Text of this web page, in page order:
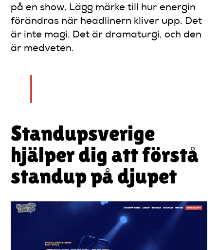
på en show. Lägg märke till hur energin
förändras när headlinern kliver upp. Det
är inte magi. Det är dramaturgi, och den
är medveten.
Standupsverige
hjälper dig att förstå
standup på djupet